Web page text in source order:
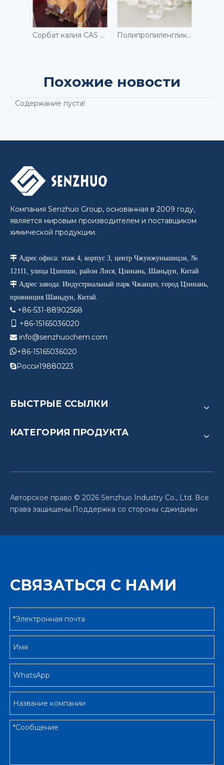
Сорбат калия CAS 24634-61-5 Полипропиленгликоль (PPG) CAS 9003-11-6
Похожие новости
Содержание пуста!
Компания Senzhuo Group, основанная в 2009 году,
является мировым производителем и поставщиком
химической продукции.
 Адрес офиса: этаж 4, корпус 3, центр Чжунжуньшицзи, №
12111, улица Цзинши, район Лися, Цзинань, Шаньдун, Китай
 Адрес завода: Индустриальный парк Чжанцю, город Цзинань,
провинция Шаньдун, Китай.
 +86-531-88902568
+86-15165036020
 info@senzhuochem.com
+86-15165036020
Росси19880223
БЫСТРЫЕ ССЫЛКИ
КАТЕГОРИЯ ПРОДУКТА
Авторское право © 2026 Senzhuo Industry Co., Ltd. Все
права защищены.Поддержка со стороны сджидиан
СВЯЗАТЬСЯ С НАМИ